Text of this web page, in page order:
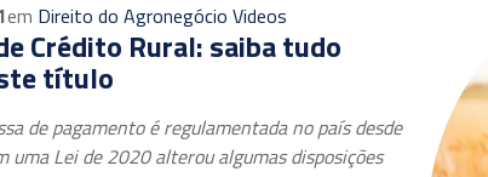
em Direito do Agronegócio Videos
Crédito Rural: saiba tudo
título
de pagamento é regulamentada no país desde
uma Lei de 2020 alterou algumas disposições